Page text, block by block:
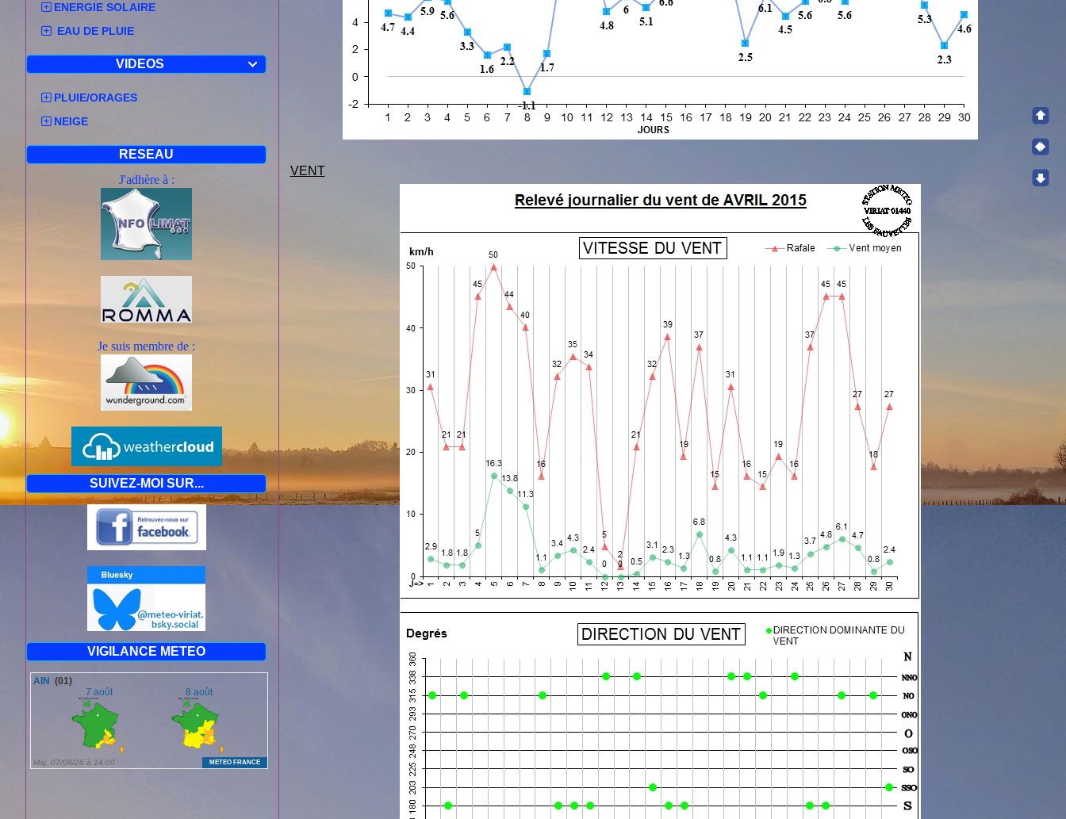
ENERGIE SOLAIRE
EAU DE PLUIE

VIDEOS
PLUIE/ORAGES
NEIGE
RESEAU
J'adhère à :
Je suis membre de :
SUIVEZ-MOI SUR...
VIGILANCE METEO
VENT